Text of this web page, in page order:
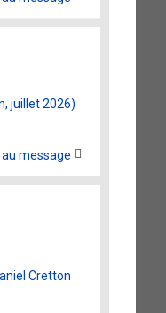
juillet 2026)
message
Cretton